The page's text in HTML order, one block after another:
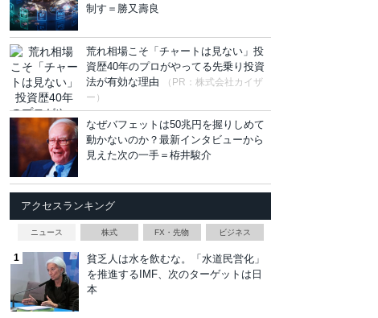
制す＝勝又壽良
荒れ相場こそ「チャートは見ない」投
資歴40年のプロがやってる先乗り投資
法が有効な理由
（PR：株式会社カイザ
ー）
なぜバフェットは50兆円を握りしめて
動かないのか？最新インタビューから
見えた次の一手＝栫井駿介
アクセスランキング
ニュース 株式 FX・先物 ビジネス
貧乏人は水を飲むな。「水道民営化」
を推進するIMF、次のターゲットは日
本